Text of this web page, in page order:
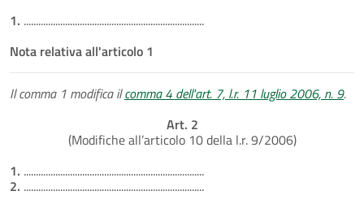
1. ..........................................................................
Nota relativa all'articolo 1
Il comma 1 modifica ilcomma 4 dell'art. 7, l.r. 11 luglio 2006, n. 9.
Art. 2
(Modifiche all’articolo 10 della l.r. 9/2006)
1. ..........................................................................
2. ..........................................................................